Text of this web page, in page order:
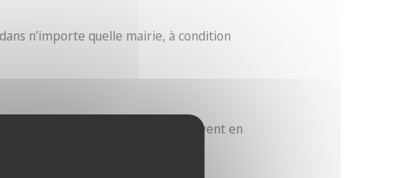
n’importe quelle mairie, à condition
. Ceux-ci doivent en
la pré-demande.